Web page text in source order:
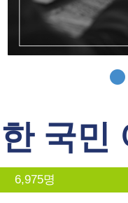
국민
6,975명